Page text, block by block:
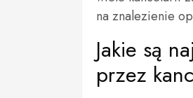
na znalezienie
Jakie są
przez